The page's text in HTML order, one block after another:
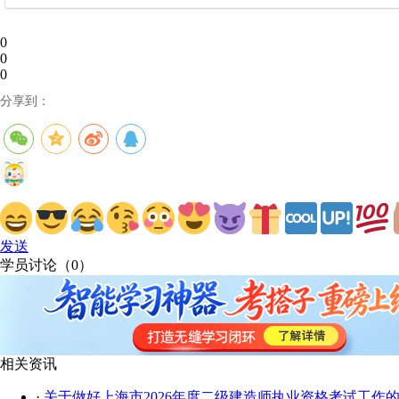
0
0
0
分享到：
发送
学员讨论（0）
相关资讯